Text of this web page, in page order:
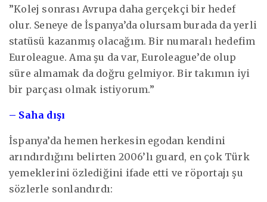
”Kolej sonrası Avrupa daha gerçekçi bir hedef
olur. Seneye de İspanya’da olursam burada da yerli
statüsü kazanmış olacağım. Bir numaralı hedefim
Euroleague. Ama şu da var, Euroleague’de olup
süre almamak da doğru gelmiyor. Bir takımın iyi
bir parçası olmak istiyorum.”
– Saha dışı
İspanya’da hemen herkesin egodan kendini
arındırdığını belirten 2006’lı guard, en çok Türk
yemeklerini özlediğini ifade etti ve röportajı şu
sözlerle sonlandırdı: